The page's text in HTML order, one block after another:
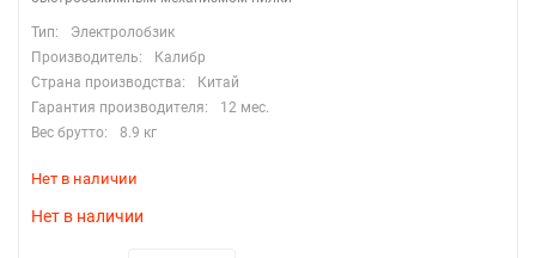
Тип:
Электролобзик
Производитель:
Калибр
Страна производства:
Китай
Гарантия производителя:
12 мес.
Вес брутто:
8.9 кг
Нет в наличии
Нет в наличии